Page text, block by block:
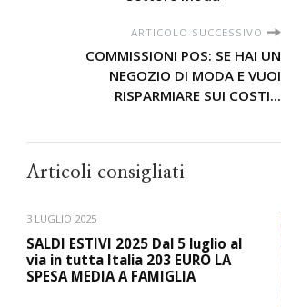
ARTICOLO SUCCESSIVO
COMMISSIONI POS: SE HAI UN
NEGOZIO DI MODA E VUOI
RISPARMIARE SUI COSTI...
Articoli consigliati
3 LUGLIO 2025
SALDI ESTIVI 2025 Dal 5 luglio al
via in tutta Italia 203 EURO LA
SPESA MEDIA A FAMIGLIA